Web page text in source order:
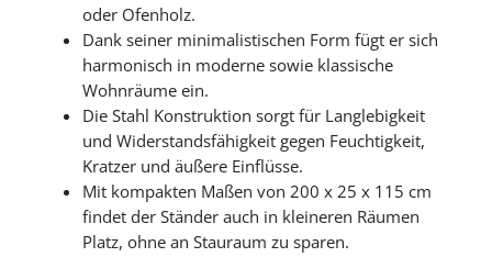
oder Ofenholz.
Dank seiner minimalistischen Form fügt er sich
harmonisch in moderne sowie klassische
Wohnräume ein.
Die Stahl Konstruktion sorgt für Langlebigkeit
und Widerstandsfähigkeit gegen Feuchtigkeit,
Kratzer und äußere Einflüsse.
Mit kompakten Maßen von 200 x 25 x 115 cm
findet der Ständer auch in kleineren Räumen
Platz, ohne an Stauraum zu sparen.